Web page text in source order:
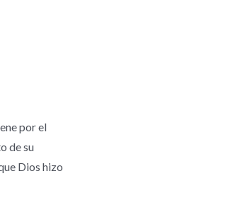
por el
de su
Dios hizo